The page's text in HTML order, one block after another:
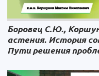
Боровец C.Ю.,
астения. История
Пути решения